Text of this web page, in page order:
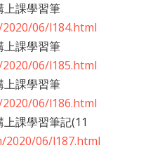
上課學習筆
06/l184.html
上課學習筆
06/l185.html
上課學習筆
06/l186.html
課學習筆記(11
06/l187.html